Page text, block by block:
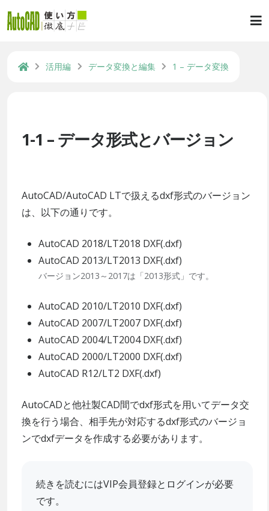
活用編 データ変換と編集 1 – データ変換
1-1 – データ形式とバージョン
AutoCAD/AutoCAD LTで扱えるdxf形式のバージョン
は、以下の通りです。
AutoCAD 2018/LT2018 DXF(.dxf)
AutoCAD 2013/LT2013 DXF(.dxf)
バージョン2013～2017は「2013形式」です。
AutoCAD 2010/LT2010 DXF(.dxf)
AutoCAD 2007/LT2007 DXF(.dxf)
AutoCAD 2004/LT2004 DXF(.dxf)
AutoCAD 2000/LT2000 DXF(.dxf)
AutoCAD R12/LT2 DXF(.dxf)
AutoCADと他社製CAD間でdxf形式を用いてデータ交
換を行う場合、相手先が対応するdxf形式のバージョ
ンでdxfデータを作成する必要があります。
続きを読むにはVIP会員登録とログインが必要
です。